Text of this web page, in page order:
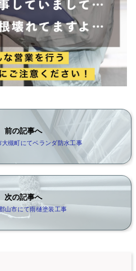
前の記事へ
大槻町にてベランダ防水工事
次の記事へ
山市にて雨樋塗装工事